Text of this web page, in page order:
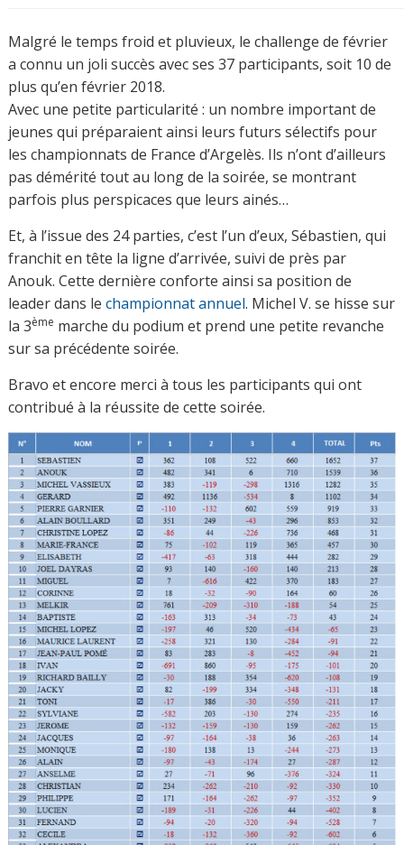
Malgré le temps froid et pluvieux, le challenge de février
a connu un joli succès avec ses 37 participants, soit 10 de
plus qu’en février 2018.
Avec une petite particularité : un nombre important de
jeunes qui préparaient ainsi leurs futurs sélectifs pour
les championnats de France d’Argelès. Ils n’ont d’ailleurs
pas démérité tout au long de la soirée, se montrant
parfois plus perspicaces que leurs ainés…
Et, à l’issue des 24 parties, c’est l’un d’eux, Sébastien, qui
franchit en tête la ligne d’arrivée, suivi de près par
Anouk. Cette dernière conforte ainsi sa position de
leader dans le championnat annuel. Michel V. se hisse sur
la 3ème marche du podium et prend une petite revanche
sur sa précédente soirée.
Bravo et encore merci à tous les participants qui ont
contribué à la réussite de cette soirée.